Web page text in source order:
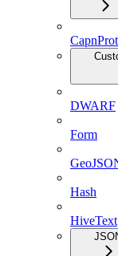
DWARF
Form
Hash
HiveText